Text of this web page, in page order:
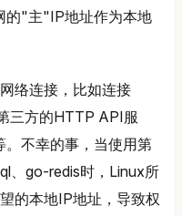
的"主"IP地址作为本地
络连接，比如连接
三方的HTTP API服
不幸的事，当使用第
、go-redis时，Linux所
的本地IP地址，导致权